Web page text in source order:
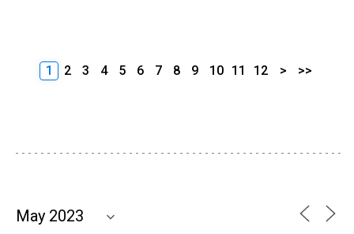
1 2 3 4 5 6 7 8 9 10 11 12 > >>